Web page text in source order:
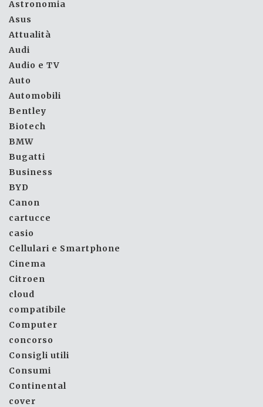
Astronomia
Asus
Attualità
Audi
Audio e TV
Auto
Automobili
Bentley
Biotech
BMW
Bugatti
Business
BYD
Canon
cartucce
casio
Cellulari e Smartphone
Cinema
Citroen
cloud
compatibile
Computer
concorso
Consigli utili
Consumi
Continental
cover